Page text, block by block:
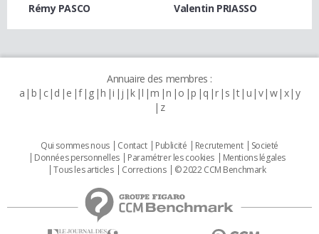
Rémy PASCO Valentin PRIASSO
Annuaire des membres :
a b c d e f g h i j k l m n o p q r s t u v w x y
z
Qui sommes nous Contact Publicité Recrutement
Societé
Données personnelles
Paramétrer les cookies
Mentions légales
Tous les articles
Corrections © 2022 CCM Benchmark